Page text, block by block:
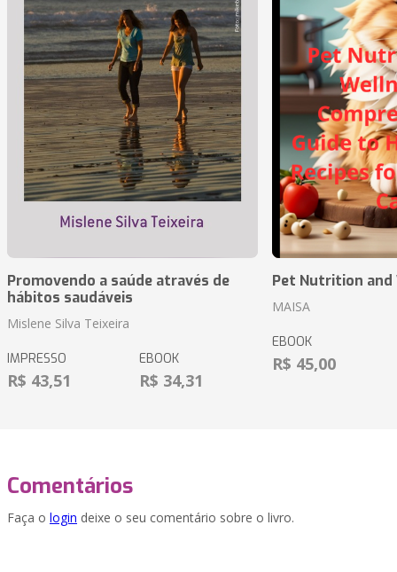
Promovendo a saúde através de
hábitos saudáveis
Mislene Silva Teixeira
IMPRESSO
R$ 43,51
EBOOK
R$ 34,31
Pet Nutrition and
MAISA
EBOOK
R$ 45,00
Comentários
Faça o login deixe o seu comentário sobre o livro.